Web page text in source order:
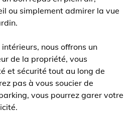
ou simplement admirer la vue
nous offrons un
de la propriété, vous
et sécurité tout au long de
pas à vous soucier de
vous pourrez garer votre